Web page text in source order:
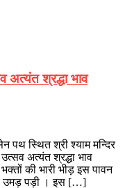
अत्यंत श्रद्धा भाव
पथ स्थित श्री श्याम मन्दिर
अत्यंत श्रद्धा भाव
की भारी भीड़ इस पावन
उमड़ पड़ी । इस […]